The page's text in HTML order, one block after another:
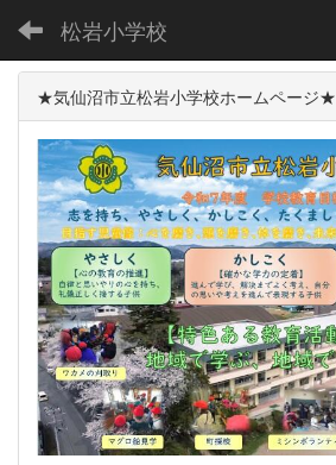
松岩小学校
★気仙沼市立松岩小学校ホームページ★